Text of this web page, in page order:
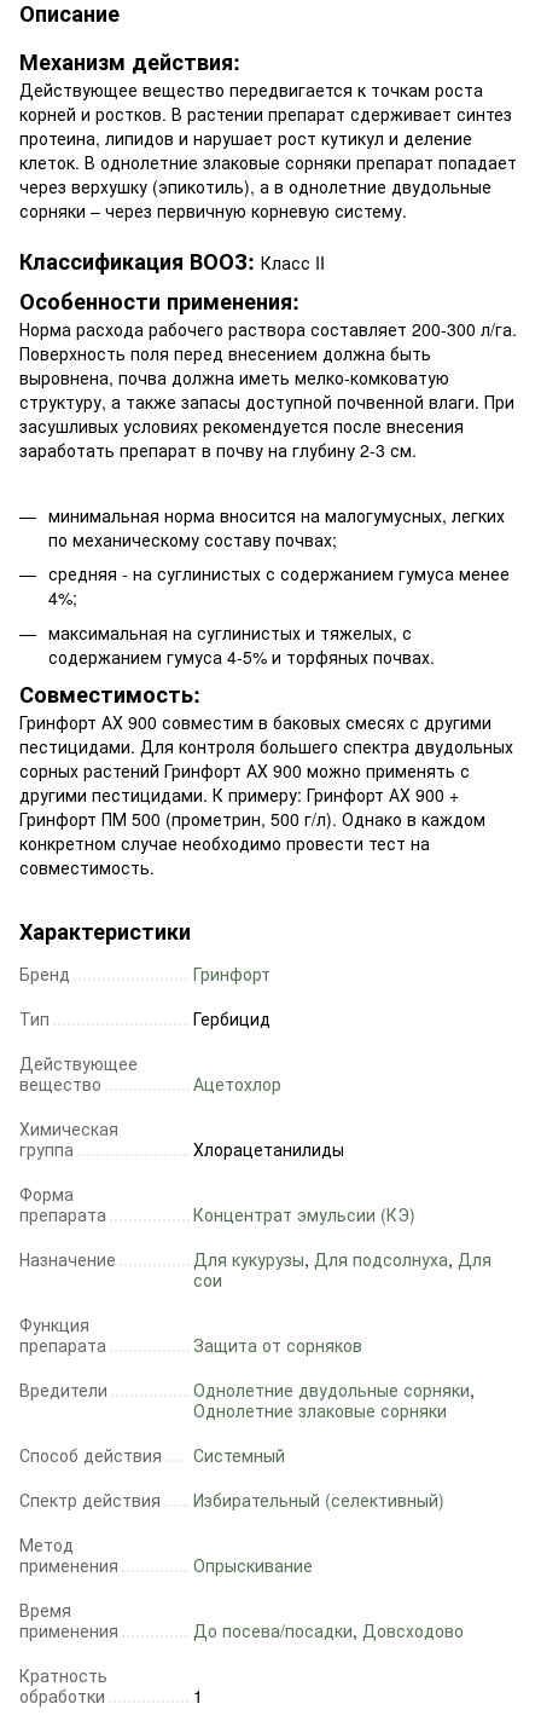
Описание
Механизм действия:
Действующее вещество передвигается к точкам роста
корней и ростков. В растении препарат сдерживает синтез
протеина, липидов и нарушает рост кутикул и деление
клеток. В однолетние злаковые сорняки препарат попадает
через верхушку (эпикотиль), а в однолетние двудольные
сорняки – через первичную корневую систему.
Классификация ВООЗ: Класс II
Особенности применения:
Норма расхода рабочего раствора составляет 200-300 л/га.
Поверхность поля перед внесением должна быть
выровнена, почва должна иметь мелко-комковатую
структуру, а также запасы доступной почвенной влаги. При
засушливых условиях рекомендуется после внесения
заработать препарат в почву на глубину 2-3 см.
минимальная норма вносится на малогумусных, легких
по механическому составу почвах;
средняя - на суглинистых с содержанием гумуса менее
4%;
максимальная на суглинистых и тяжелых, с
содержанием гумуса 4-5% и торфяных почвах.
Совместимость:
Гринфорт АХ 900 совместим в баковых смесях с другими
пестицидами. Для контроля большего спектра двудольных
сорных растений Гринфорт АХ 900 можно применять с
другими пестицидами. К примеру: Гринфорт АХ 900 +
Гринфорт ПМ 500 (прометрин, 500 г/л). Однако в каждом
конкретном случае необходимо провести тест на
совместимость.
Характеристики
Бренд
Гринфорт
Тип
Гербицид
Действующее
вещество
Ацетохлор
Химическая
группа
Хлорацетанилиды
Форма
препарата
Концентрат эмульсии (КЭ)
Назначение
Для кукурузы, Для подсолнуха, Для
сои
Функция
препарата
Защита от сорняков
Вредители
Однолетние двудольные сорняки,
Однолетние злаковые сорняки
Способ действия
Системный
Спектр действия
Избирательный (селективный)
Метод
применения
Опрыскивание
Время
применения
До посева/посадки, Довсходово
Кратность
обработки
1